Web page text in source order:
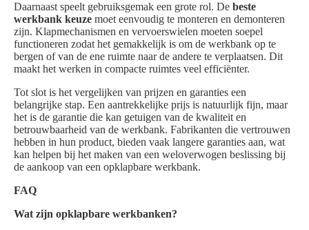
Daarnaast speelt gebruiksgemak een grote rol. De beste
werkbank keuze moet eenvoudig te monteren en demonteren
zijn. Klapmechanismen en vervoerswielen moeten soepel
functioneren zodat het gemakkelijk is om de werkbank op te
bergen of van de ene ruimte naar de andere te verplaatsen. Dit
maakt het werken in compacte ruimtes veel efficiënter.
Tot slot is het vergelijken van prijzen en garanties een
belangrijke stap. Een aantrekkelijke prijs is natuurlijk fijn, maar
het is de garantie die kan getuigen van de kwaliteit en
betrouwbaarheid van de werkbank. Fabrikanten die vertrouwen
hebben in hun product, bieden vaak langere garanties aan, wat
kan helpen bij het maken van een weloverwogen beslissing bij
de aankoop van een opklapbare werkbank.
FAQ
Wat zijn opklapbare werkbanken?